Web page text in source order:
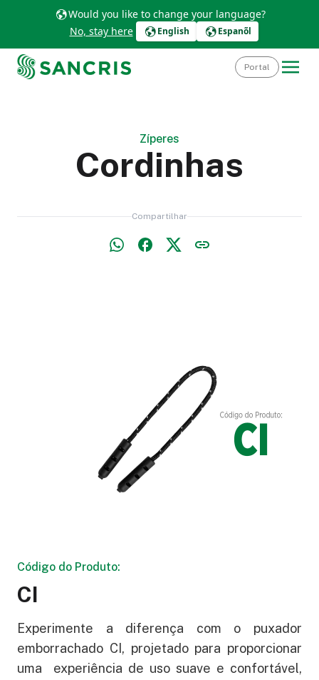
Would you like to change your language?
No, stay here
English Espanõl
Portal
Zíperes
Cordinhas
Compartilhar
Código do Produto:
CI
Experimente a diferença com o puxador
emborrachado CI, projetado para proporcionar
uma experiência de uso suave e confortável,